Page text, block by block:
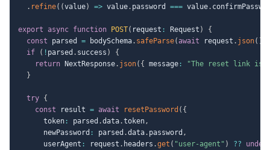
. refine( (value) => value. password === value.
export async function POST( request : Request )
{
const parsed = bodySchema. safeParse( await request . json( )
if
( ! parsed . success )
{
return NextResponse. json( { message :
"The reset link is
}
try {
const result = await resetPassword ( {
      token
: parsed .data.token,
      newPassword
: parsed .data. password ,
      userAgent
: request . headers .get ( "user-agent" ) ??